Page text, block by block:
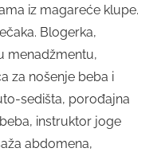
iz magareće klupe.
Blogerka,
menadžmentu,
za nošenje beba i
sedišta, porođajna
instruktor joge
abdomena,